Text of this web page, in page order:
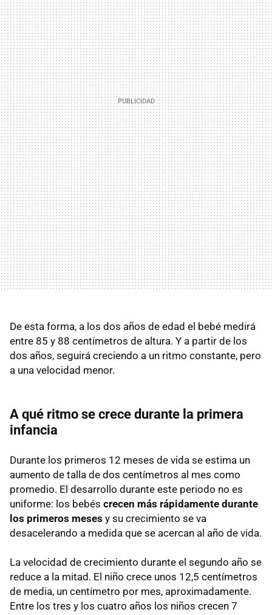
De esta forma, a los dos años de edad el bebé medirá
entre 85 y 88 centímetros de altura. Y a partir de los
dos años, seguirá creciendo a un ritmo constante, pero
a una velocidad menor.
A qué ritmo se crece durante la primera
infancia
Durante los primeros 12 meses de vida se estima un
aumento de talla de dos centímetros al mes como
promedio. El desarrollo durante este periodo no es
uniforme: los bebés crecen más rápidamente durante
los primeros meses y su crecimiento se va
desacelerando a medida que se acercan al año de vida.
La velocidad de crecimiento durante el segundo año se
reduce a la mitad. El niño crece unos 12,5 centímetros
de media, un centímetro por mes, aproximadamente.
Entre los tres y los cuatro años los niños crecen 7